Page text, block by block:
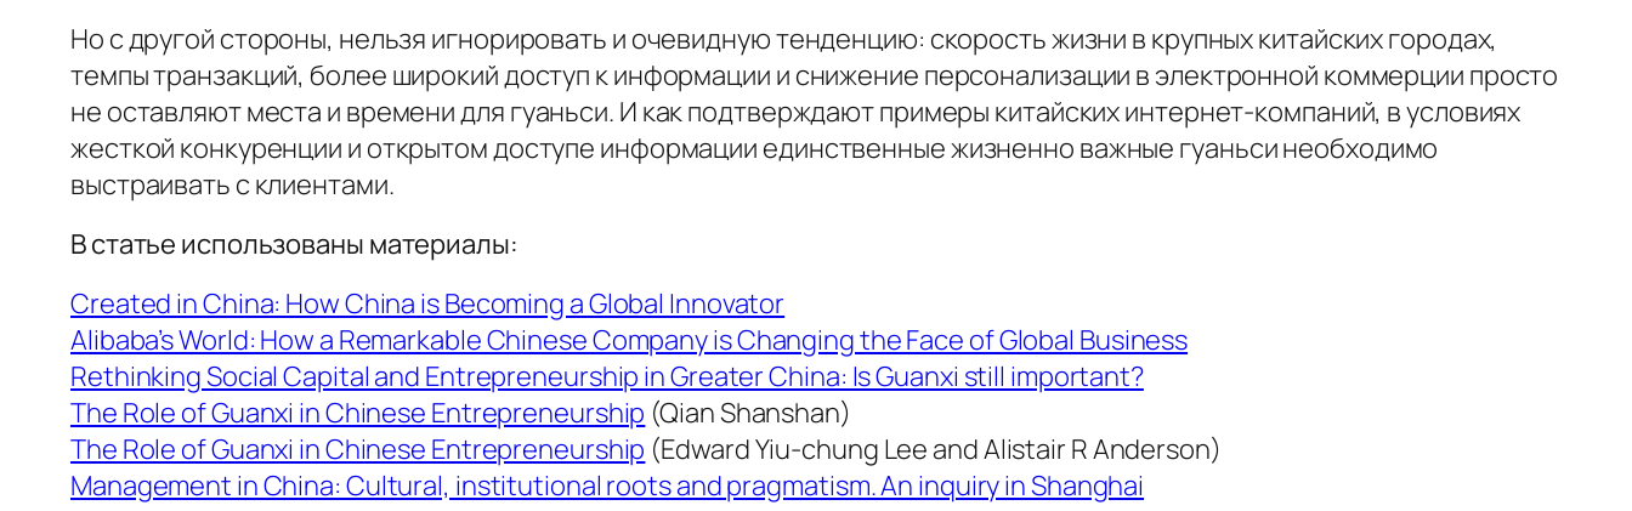
Но с другой стороны, нельзя игнорировать и очевидную тенденцию: скорость жизни в крупных китайских городах,
темпы транзакций, более широкий доступ к информации и снижение персонализации в электронной коммерции просто
не оставляют места и времени для гуаньси. И как подтверждают примеры китайских интернет-компаний, в условиях
жесткой конкуренции и открытом доступе информации единственные жизненно важные гуаньсинеобходимо
выстраивать с клиентами.
В статье использованы материалы:
Created in China: How China is Becoming a Global Innovator
Alibaba’s World: How a Remarkable Chinese Company is Changing the Face of Global Business
Rethinking Social Capital and Entrepreneurship in Greater China: Is Guanxi still important?
The Role of Guanxi in Chinese Entrepreneurship (Qian Shanshan)
The Role of Guanxi in Chinese Entrepreneurship (Edward Yiu-chung Lee and Alistair R Anderson)
Management in China: Cultural, institutional roots and pragmatism. An inquiry in Shanghai